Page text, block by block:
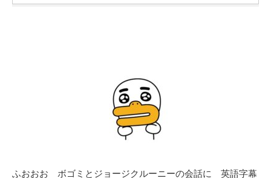
ふおおお ボゴミとジョージクルーニーの会話に 英語字幕